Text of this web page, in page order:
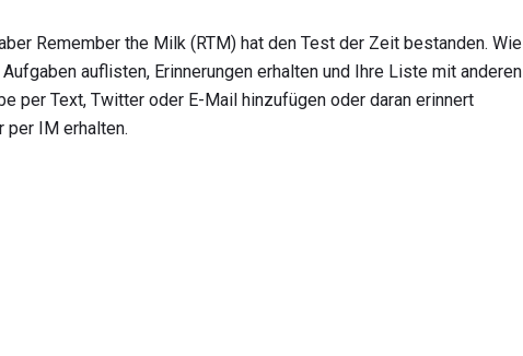
Remember the Milk (RTM) hat den Test der Zeit bestanden. Wie
auflisten, Erinnerungen erhalten und Ihre Liste mit anderen
per Text, Twitter oder E-Mail hinzufügen oder daran erinnert
per IM erhalten.